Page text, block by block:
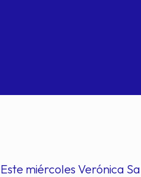
Este miércoles Verónica